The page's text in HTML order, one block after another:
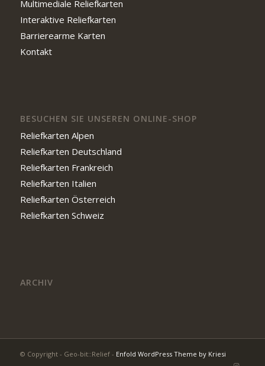
Multimediale Reliefkarten
Interaktive Reliefkarten
Barrierearme Karten
Kontakt
BESUCHEN SIE UNSEREN ONLINE-SHOP
Reliefkarten Alpen
Reliefkarten Deutschland
Reliefkarten Frankreich
Reliefkarten Italien
Reliefkarten Österreich
Reliefkarten Schweiz
ARCHIV
© Copyright - Geo-bit::Relief - Enfold WordPress Theme by Kriesi